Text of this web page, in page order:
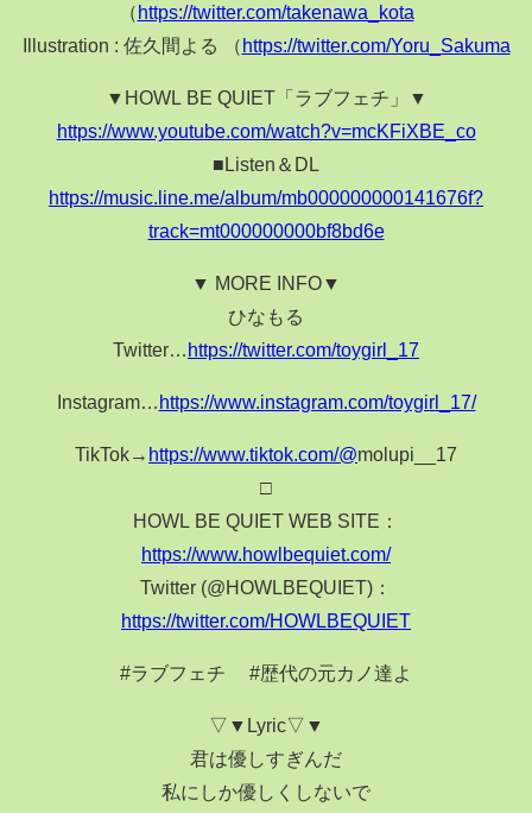
（ https://twitter.com/takenawa_kota
Illustration : 佐久間よる （ https://twitter.com/Yoru_Sakuma
▼HOWL BE QUIET「ラブフェチ」▼
https://www.youtube.com/watch?v=mcKFiXBE_co
■Listen＆DL
https://music.line.me/album/mb000000000141676f?
track=mt000000000bf8bd6e
▼ MORE INFO▼
ひなもる
Twitter…
https://twitter.com/toygirl_17
Instagram… https://www.instagram.com/toygirl_17/
TikTok→ https://www.tiktok.com/@molupi__17
□
HOWL BE QUIET WEB SITE：
https://www.howlbequiet.com/
Twitter (@HOWLBEQUIET)：
https://twitter.com/HOWLBEQUIET
#ラブフェチ #歴代の元カノ達よ
▽▼Lyric▽▼
君は優しすぎんだ
私にしか優しくしないで